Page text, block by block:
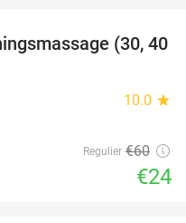
60%
(30, 40
10.0 star
Regulier €60
€24